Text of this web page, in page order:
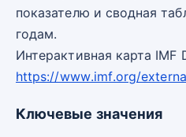
показателю и сводная
годам.
Интерактивная карта IMF
https://www.imf.org/
Ключевые значения